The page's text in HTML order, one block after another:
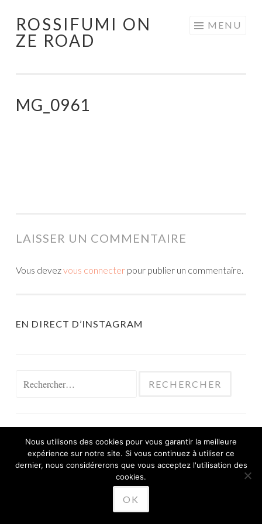
Aller
au
ROSSIFUMI ON
ZE ROAD
MENU
MG_0961
LAISSER UN COMMENTAIRE
Vous devezvous connecter pour publier un commentaire.
EN DIRECT D’INSTAGRAM
FIÈREMENT PROPULSÉ PAR WORDPRESS
THÈME SKETCH PARWORDPRESS.COM
Nous utilisons des cookies pour vous garantir la meilleure
expérience sur notre site. Si vous continuez à utiliser ce
dernier, nous considérerons que vous acceptez l'utilisation des
cookies.
OK